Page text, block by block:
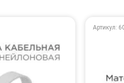
Артикул: